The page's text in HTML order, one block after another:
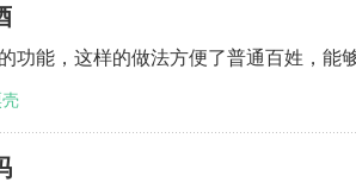
功能，这样的做法方便了普通百姓，能